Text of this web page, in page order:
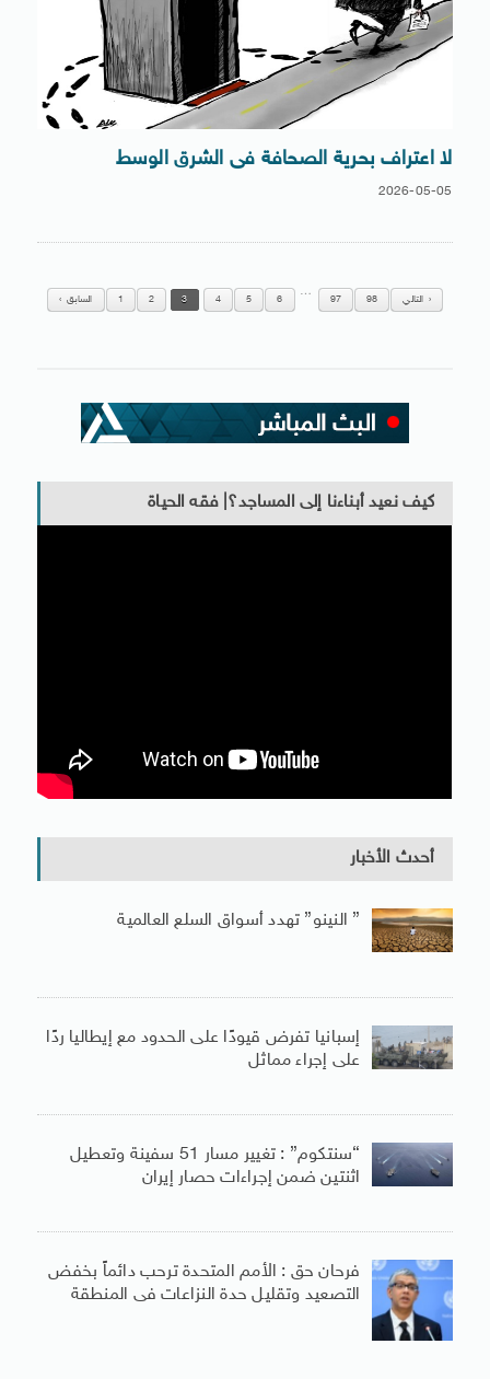
لا اعتراف بحرية الصحافة فى الشرق الوسط
2026-05-05
السابق 1 2 3 4 5 6
…
97 98 التالي
كيف نعيد أبناءنا إلى المساجد؟| فقه الحياة
أحدث الأخبار
” النينو” تهدد أسواق السلع العالمية
إسبانيا تفرض قيودًا على الحدود مع إيطاليا ردًا
على إجراء مماثل
“سنتكوم” : تغيير مسار 51 سفينة وتعطيل
اثنتين ضمن إجراءات حصار إيران
فرحان حق : الأمم المتحدة ترحب دائماً بخفض
التصعيد وتقليل حدة النزاعات فى المنطقة